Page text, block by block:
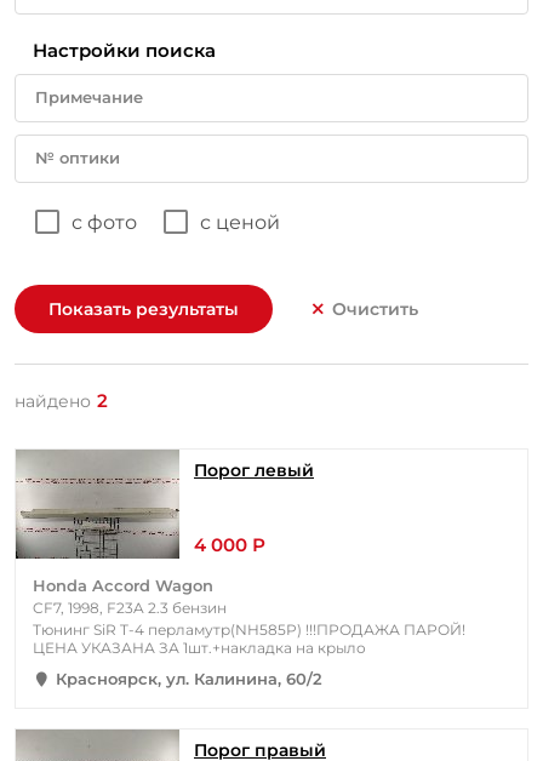
Настройки поиска
Примечание
№ оптики
с фото с ценой
Показать результаты Очистить
найдено 2
Порог левый
4 000 Р
Honda Accord Wagon
CF7, 1998, F23A 2.3 бензин
Тюнинг SiR T-4 перламутр(NH585P) !!!ПРОДАЖА ПАРОЙ!
ЦЕНА УКАЗАНА ЗА 1шт.+накладка на крыло
Красноярск, ул. Калинина, 60/2
Порог правый